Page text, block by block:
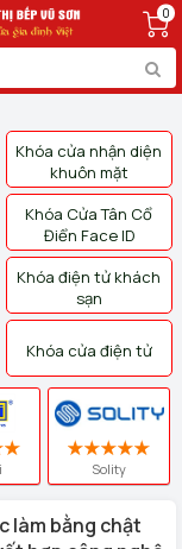
0
Khóa cửa nhận diện
khuôn mặt
Khóa Cửa Tân Cổ
Điển Face ID
Khóa điện tử khách
sạn
Khóa cửa điện tử
Solity
làm bằng chật